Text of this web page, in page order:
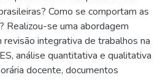
Como se comportam as
Realizou-se uma abordagem
integrativa de trabalhos na
análise quantitativa e qualitativa
docente, documentos